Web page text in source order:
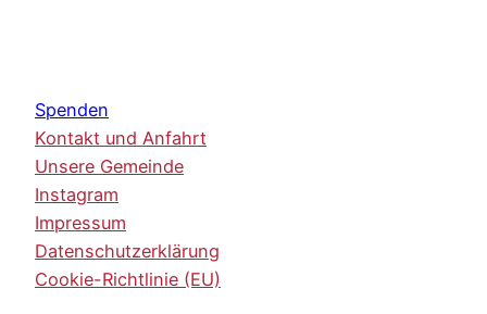
Spenden
Kontakt und Anfahrt
Unsere Gemeinde
Instagram
Impressum
Datenschutzerklärung
Cookie-Richtlinie (EU)